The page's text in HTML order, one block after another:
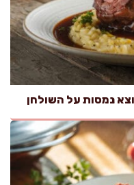
נמסות על השולחן